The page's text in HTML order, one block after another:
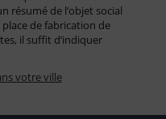
résumé de l’objet social
de fabrication de
il suffit d’indiquer
votre ville